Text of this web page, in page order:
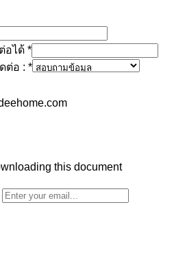
อได้ *
ต่อ : *
this document